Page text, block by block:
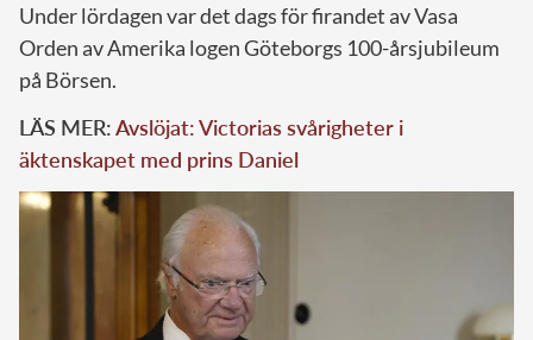
Under lördagen var det dags för firandet av Vasa
Orden av Amerika logen Göteborgs 100-årsjubileum
på Börsen.
LÄS MER:Avslöjat: Victorias svårigheter i
äktenskapet med prins Daniel